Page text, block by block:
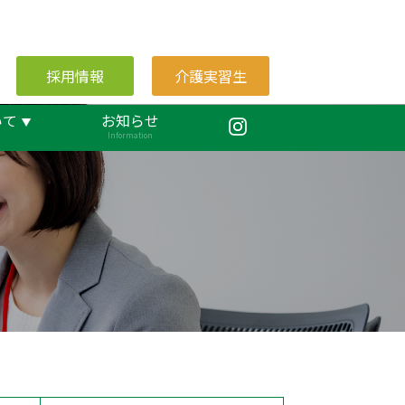
採用情報 介護実習生
お知らせ
Information